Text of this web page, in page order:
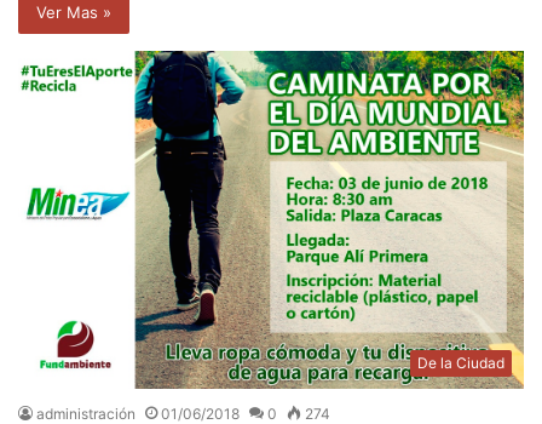
Ver Mas »
De la Ciudad
administración 01/06/2018 0 274